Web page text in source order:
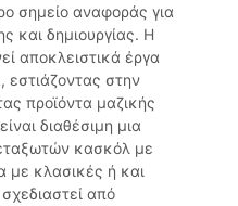
σημείο αναφοράς για
και δημιουργίας. Η
αποκλειστικά έργα
στην
προϊόντα μαζικής
διαθέσιμη μια
κασκόλ με
με κλασικές ή και
από